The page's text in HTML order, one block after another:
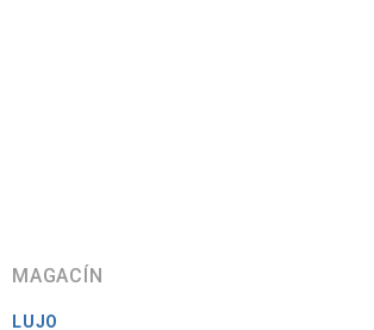
MAGACÍN
LUJO